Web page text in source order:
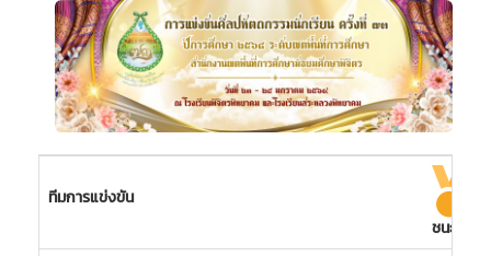
ทีมการแข่งขัน
ชนะเลิศ